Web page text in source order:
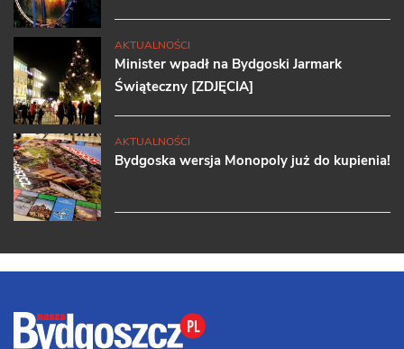
AKTUALNOŚCI
Minister wpadł na Bydgoski Jarmark
Świąteczny [ZDJĘCIA]
AKTUALNOŚCI
Bydgoska wersja Monopoly już do kupienia!